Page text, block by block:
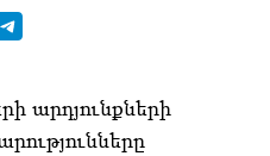
արդյունքների